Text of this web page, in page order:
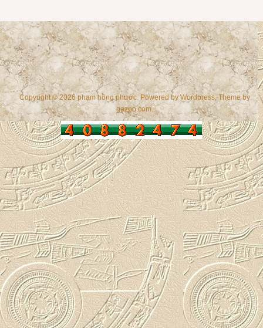
Copyright © 2026 phạm hồng phước. Powered byWordpress, Theme by
gazpo.com.